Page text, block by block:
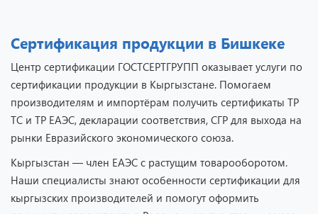
Сертификация продукции в Бишкеке
Центр сертификации ГОСТСЕРТГРУПП оказывает услуги по
сертификации продукции в Кыргызстане. Помогаем
производителям и импортёрам получить сертификаты ТР
ТС и ТР ЕАЭС, декларации соответствия, СГР для выхода на
рынки Евразийского экономического союза.
Кыргызстан — член ЕАЭС с растущим товарооборотом.
Наши специалисты знают особенности сертификации для
кыргызских производителей и помогут оформить